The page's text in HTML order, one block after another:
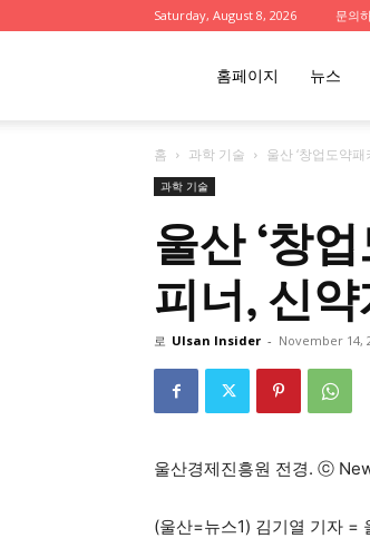
Saturday, August 8, 2026 문의
산
인
사
더
홈페이지 뉴스
홈 과학 기술 울산 ‘창업도약
과학 기술
울산 ‘창
피너, 신
로 Ulsan Insider - November 14,
울산경제진흥원 전경. ⓒ
(울산=뉴스1) 김기열 기자 =